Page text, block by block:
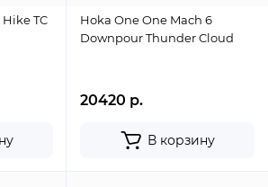
TC
Hoka One One Mach 6
Downpour Thunder Cloud
20420 р.
В корзину